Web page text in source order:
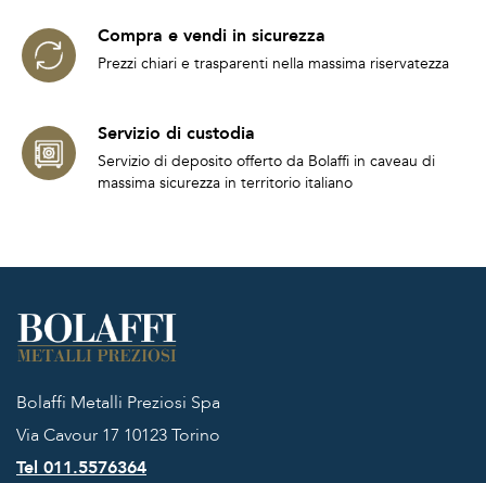
Compra e vendi in sicurezza
Prezzi chiari e trasparenti nella massima riservatezza
Servizio di custodia
Servizio di deposito offerto da Bolaffi in caveau di
massima sicurezza in territorio italiano
Bolaffi Metalli Preziosi Spa
Via Cavour 17 10123 Torino
Tel 011.5576364